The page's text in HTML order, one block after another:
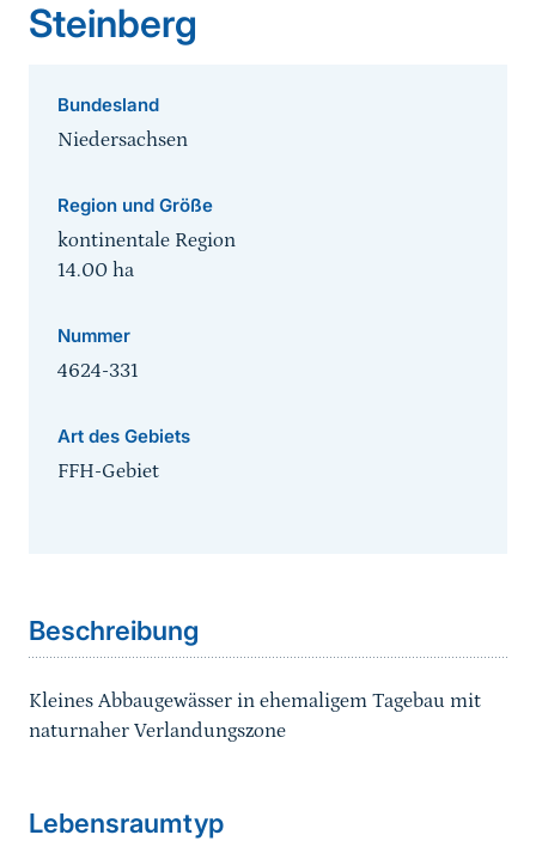
Steinberg
Bundesland
Niedersachsen
Region und Größe
kontinentale Region
14.00 ha
Nummer
4624-331
Art des Gebiets
FFH-Gebiet
Beschreibung
Kleines Abbaugewässer in ehemaligem Tagebau mit
naturnaher Verlandungszone
Lebensraumtyp